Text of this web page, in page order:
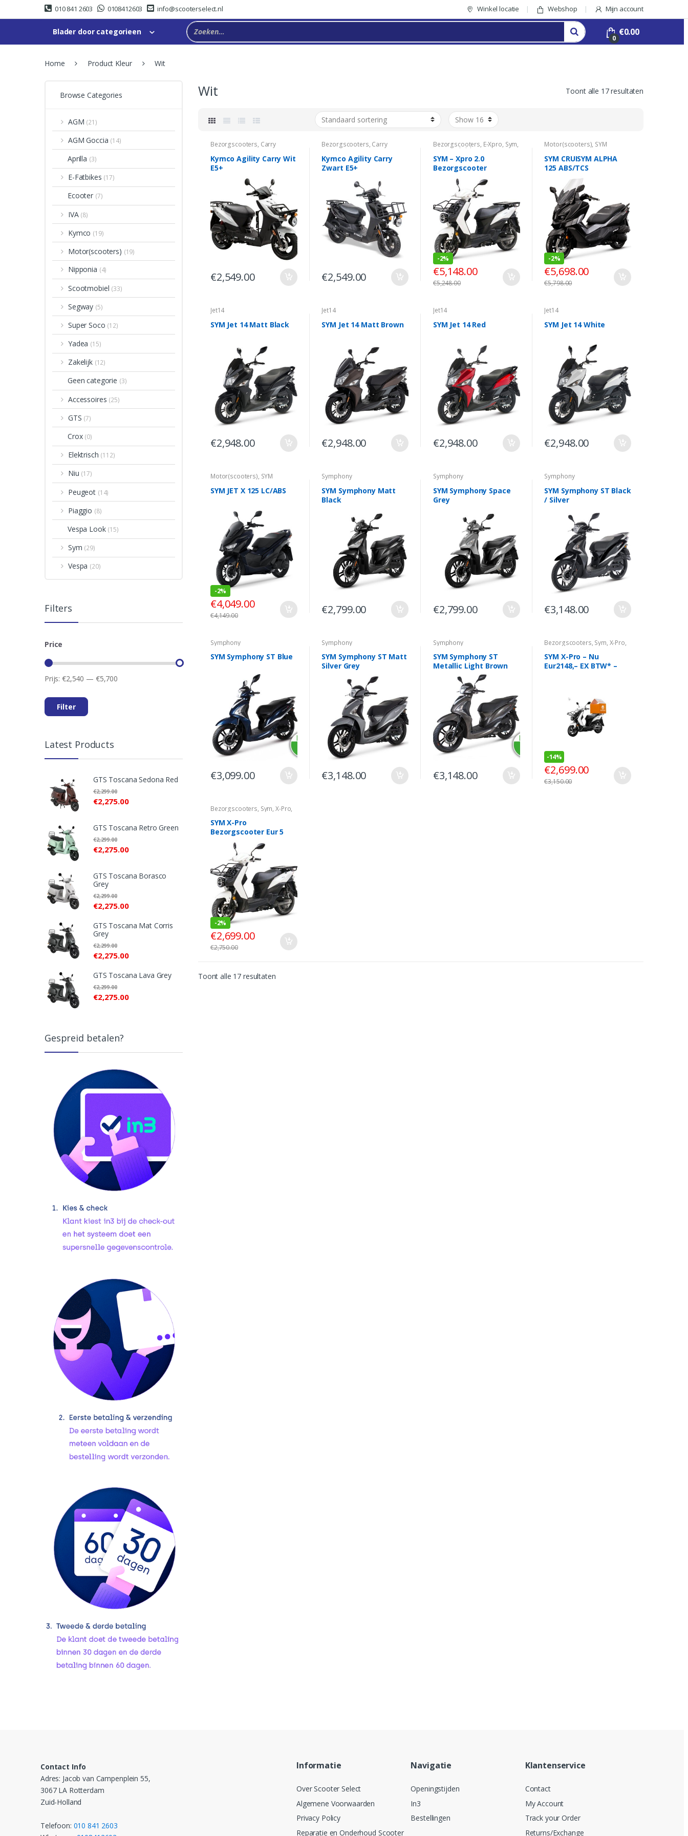
to
to
010 841 2603 0108412603 info@scooterselect.nl Winkel locatie Webshop Mijn account
Blader door categorieen
0
€0.00
Home Product Kleur Wit
Wit Toont alle 17 resultaten
Bezorgscooters, Carry
Kymco Agility Carry Wit
E5+
€2,549.00
Bezorgscooters, Carry
Kymco Agility Carry
Zwart E5+
€2,549.00
Bezorgscooters, E-Xpro, Sym,
,Zakelijk
SYM – Xpro 2.0
Bezorgscooter
Vernieuwd Dubbele
-2%
€5,148.00
€5,248.00
Motor(scooters), SYM
Motorscooter
SYM CRUISYM ALPHA
125 ABS/TCS
-2%
€5,698.00
€5,798.00
Jet14
SYM Jet 14 Matt Black
€2,948.00
Jet14
SYM Jet 14 Matt Brown
€2,948.00
Jet14
SYM Jet 14 Red
€2,948.00
Jet14
SYM Jet 14 White
€2,948.00
Motor(scooters), SYM
Motorscooter
SYM JET X 125 LC/ABS
-2%
€4,049.00
€4,149.00
Symphony
SYM Symphony Matt
Black
€2,799.00
Symphony
SYM Symphony Space
Grey
€2,799.00
Symphony
SYM Symphony ST Black
/ Silver
€3,148.00
Symphony
SYM Symphony ST Blue
€3,099.00
Symphony
SYM Symphony ST Matt
Silver Grey
€3,148.00
Symphony
SYM Symphony ST
Metallic Light Brown
€3,148.00
Bezorgscooters, Sym, X-Pro,
Zakelijk
SYM X-Pro – Nu
Eur2148,– EX BTW* –
-14%
€2,699.00
€3,150.00
Bezorgscooters, Sym,X-Pro,
Zakelijk
SYM X-Pro
Bezorgscooter Eur 5
-2%
€2,699.00
€2,750.00
Toont alle 17 resultaten
Browse Categories
AGM (21)
AGM Goccia (14)
Aprilla (3)
E-Fatbikes (17)
Ecooter (7)
IVA (8)
Kymco (19)
Motor(scooters) (19)
Nipponia (4)
Scootmobiel (33)
Segway (5)
Super Soco (12)
Yadea (15)
Zakelijk (12)
Geen categorie (3)
Accessoires (25)
GTS (7)
Crox (0)
Elektrisch (112)
Niu (17)
Peugeot (14)
Piaggio (8)
Vespa Look (15)
Sym (29)
Vespa (20)
Filters
Price
Min.
Max.
Filter
Prijs:€2,540 — €5,700
Latest Products
GTS Toscana Sedona Red
€2,275.00
€2,299.00
GTS Toscana Retro Green
€2,275.00
€2,299.00
GTS Toscana Borasco
Grey
€2,275.00
€2,299.00
GTS Toscana Mat Corris
Grey
€2,275.00
€2,299.00
GTS Toscana Lava Grey
€2,275.00
€2,299.00
Gespreid betalen?
Contact Info
Adres: Jacob van Campenplein 55,
3067 LA Rotterdam
Zuid-Holland
Telefoon: 010 841 2603
Informatie
Over Scooter Select
Algemene Voorwaarden
Privacy Policy
Reparatie en Onderhoud Scooter
Navigatie
Openingstijden
In3
Bestellingen
Klantenservice
Contact
My Account
Track your Order
Returns/Exchange